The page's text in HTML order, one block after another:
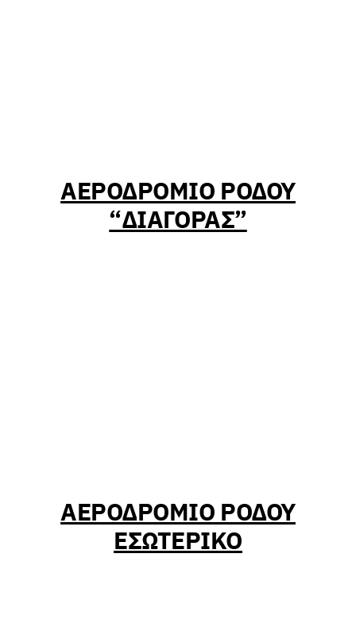
ΑΕΡΟΔΡΟΜΙΟ ΡΟΔΟΥ
“ΔΙΑΓΟΡΑΣ”
ΑΕΡΟΔΡΟΜΙΟ ΡΟΔΟΥ
ΕΣΩΤΕΡΙΚΟ